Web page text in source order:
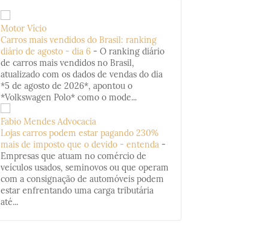
Motor Vício
Carros mais vendidos do Brasil: ranking
diário de agosto - dia 6 - O ranking diário
de carros mais vendidos no Brasil,
atualizado com os dados de vendas do dia
*5 de agosto de 2026*, apontou o
*Volkswagen Polo* como o mode...
Fabio Mendes Advocacia
Lojas carros podem estar pagando 230%
mais de imposto que o devido - entenda -
Empresas que atuam no comércio de
veículos usados, seminovos ou que operam
com a consignação de automóveis podem
estar enfrentando uma carga tributária
até...